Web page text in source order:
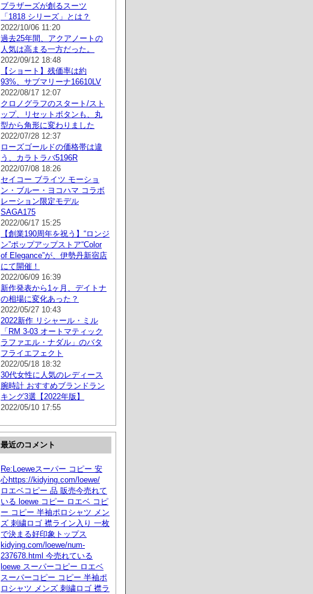
ブラザーズが創るスーツ
「1818 シリーズ」とは？
2022/10/06 11:20
過去25年間、アクアノートの
人気は高まる一方だった。
2022/09/12 18:48
【ショート】残価率は約
93%、サブマリーナ16610LV
2022/08/17 12:07
クロノグラフのスタート/スト
ップ、リセットボタンも、丸
型から角形に変わりました
2022/07/28 12:37
ローズゴールドの価格帯は違
う、カラトラバ5196R
2022/07/08 18:26
セイコー ブライツ モーショ
ン・ブルー・ヨコハマ コラボ
レーション限定モデル
SAGA175
2022/06/17 15:25
【創業190周年を祝う】“ロンジ
ン”ポップアップストア“Color
of Elegance”が、伊勢丹新宿店
にて開催！
2022/06/09 16:39
新作発表から1ヶ月、デイトナ
の相場に変化あった？
2022/05/27 10:43
2022新作 リシャール・ミル
「RM 3-03 オートマティック
ラファエル・ナダル」のバタ
フライエフェクト
2022/05/18 18:32
30代女性に人気のレディース
腕時計 おすすめブランドラン
キング3選【2022年版】
2022/05/10 17:55
最近のコメント
Re:Loeweスーパー コピー 安
心https://kidying.com/loewe/
ロエベコピー 品 販売今売れて
いる loewe コピー ロエベ コピ
ー コピー 半袖ポロシャツ メン
ズ 刺繍ロゴ 襟ライン入り 一枚
で決まる好印象トップス
kidying.com/loewe/num-
237678.html 今売れている
loewe スーパーコピー ロエベ
スーパーコピー コピー 半袖ポ
ロシャツ メンズ 刺繍ロゴ 襟ラ